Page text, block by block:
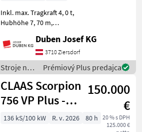
Inkl. max. Tragkraft 4, 0 t,
Hubhöhe 7, 70 m,
4 in 1 mit Flow Sharing und
FNR-Umschaltung, hydr.
Schnellwechselsystem,
Luftfedersitz, 170-l-
Duben Josef KG
3710 Ziersdorf
Stroje na
stavbu /
Dieci
Prémiový Plus predajca
CLAAS Scorpion
756 VP Plus -
Gen2
150.000
€
20 % s DPH
125.000 €
136 kS/100 kW R. v. 2026
80 h